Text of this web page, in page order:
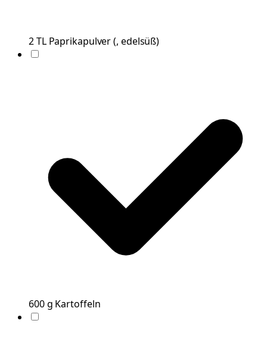
2TL Paprikapulver(, edelsüß)
600g Kartoffeln